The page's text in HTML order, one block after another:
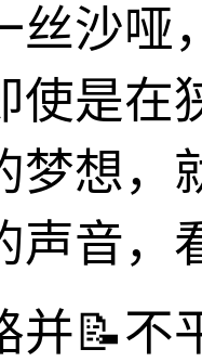
丝沙哑
使是在
梦想，
声音，
并📝不